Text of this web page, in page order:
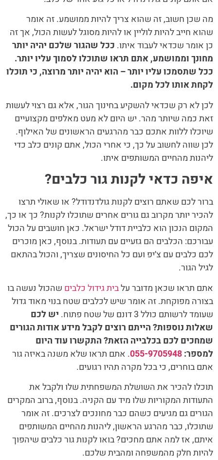
מה שכן חשוב, זה שהוא צריך להיות ממושמע. זה אומר
שהוא חייב להיות לוליין או להיות מסוגל לעשות הכול, אך זה
כן אומר שכדאי לעבוד איתו. ככל שהגור שלכם יהיה יותר
מחונך וממושמע, אתם תראו שתוכלו לסמוך עליו יותר.
ככל שתסמכו עליו יותר – הוא יהיה יותר מרוצה, כי תוכלו
לקחת אותו לכל מקום.
לכן לא רק שכדאי להשקיע בחינוך הגור, אלא גם רצוי לעשות
זאת כמה שיותר מהר. יש היום לא מעט מאלפים מקצועיים
שיוכלו ללוות אתכם כבר מהרגעים הראשונים של האילוף.
לכן שווה לחשוב על כך, כי אחרי הכול, אתם קונים כלב כדי
ליהנות מהחיים המשותפים איתו.
איפה כדאי לקנות גור כלבים?
ברור לכם שאתם רוצים לקנות גולדנדודל? או שאולי תרצו
להכיר יותר מקרוב גם גורים אחרים שתוכלו לקנות? כך או כך,
המקום הנכון הוא כלביית דודל ישראל. כאן חושבים על הכול
עבורכם: הכלבים הם גזעיים עם תעודות. בנוסף, כאן מוכרים
לכם כלבים עם צ׳יפ ועם כל החיסונים שצריך, והכול בהתאם
לגיל הגור.
אתם תראו שכאן מדובר עלבית גידול כלבים שהכול נעשה בו
בצורה מפוקחת. זה אומר שיש לכלבים שטח בנוי מאוד גדול
שעומד לרשותם כולל 3 דונם של שטח פתוח.
יש לכם
שאלות נוספות? הייתם רוצים לקבל מידע אודות הגורים
שמחכים לכם בכלבייה הזאת? התקשרו עוד היום
למספר:055-9705948. אתם תראו שלא משנה באיזה גור
אתם בוחרים, כי בכל מקרה תהיו רגועים.
תוכלו להכיר את השושלת המשפחתית שלו ולקבל את
התעודות המקוריות שלו מיד עם הקניה. בנוסף, ברוב המקרים
הגורים גם מגיעים כשהם כבר מחונכים לצרכים. זה אומר
שתוכלו, כבר מהרגע הראשון, ליהנות מהחיים המשותפים
איתם, אז למה אתם מחכים? בואו לקנות גור כלבים שיהפוך
להיות חלק מהמשפחה ומהבית שלכם.